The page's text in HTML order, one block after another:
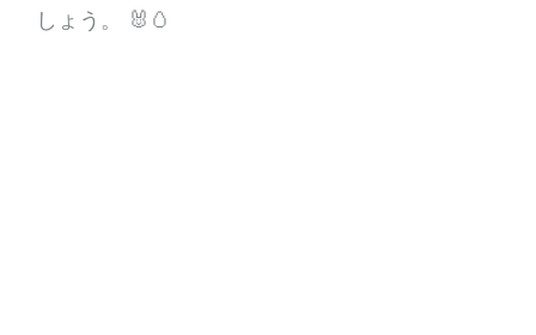
しょう。 🐰🥚